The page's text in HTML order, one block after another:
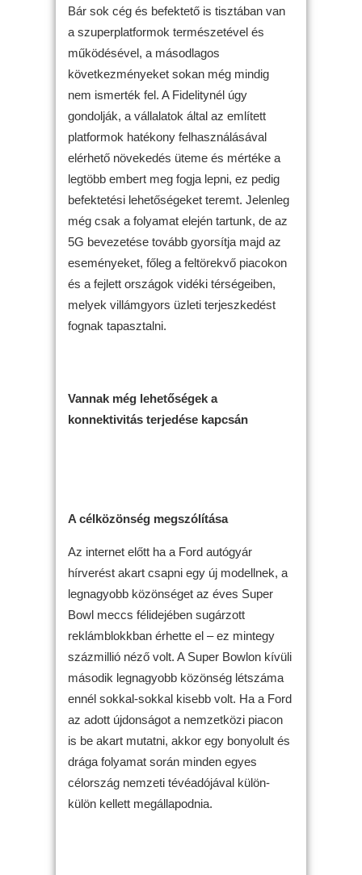
Bár sok cég és befektető is tisztában van
a szuperplatformok természetével és
működésével, a másodlagos
következményeket sokan még mindig
nem ismerték fel. A Fidelitynél úgy
gondolják, a vállalatok által az említett
platformok hatékony felhasználásával
elérhető növekedés üteme és mértéke a
legtöbb embert meg fogja lepni, ez pedig
befektetési lehetőségeket teremt. Jelenleg
még csak a folyamat elején tartunk, de az
5G bevezetése tovább gyorsítja majd az
eseményeket, főleg a feltörekvő piacokon
és a fejlett országok vidéki térségeiben,
melyek villámgyors üzleti terjeszkedést
fognak tapasztalni.
Vannak még lehetőségek a
konnektivitás terjedése kapcsán
A célközönség megszólítása
Az internet előtt ha a Ford autógyár
hírverést akart csapni egy új modellnek, a
legnagyobb közönséget az éves Super
Bowl meccs félidejében sugárzott
reklámblokkban érhette el – ez mintegy
százmillió néző volt. A Super Bowlon kívüli
második legnagyobb közönség létszáma
ennél sokkal-sokkal kisebb volt. Ha a Ford
az adott újdonságot a nemzetközi piacon
is be akart mutatni, akkor egy bonyolult és
drága folyamat során minden egyes
célország nemzeti tévéadójával külön-
külön kellett megállapodnia.